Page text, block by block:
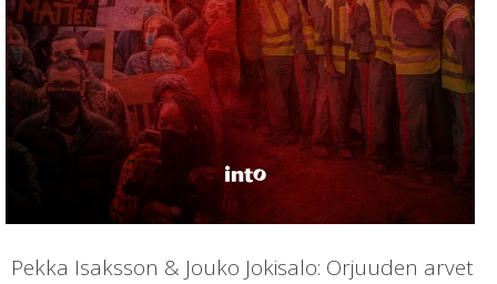
Pekka Isaksson & Jouko Jokisalo: Orjuuden arvet